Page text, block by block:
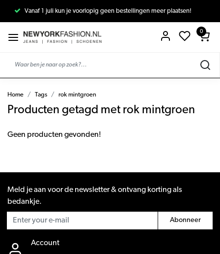
Vanaf 1 juli kun je voorlopig geen bestellingen meer plaatsen!
0
Home Tags rok mintgroen
Producten getagd met rok mintgroen
Geen producten gevonden!
Meld je aan voor de newsletter & ontvang korting als
bedankje.
Abonneer
Account